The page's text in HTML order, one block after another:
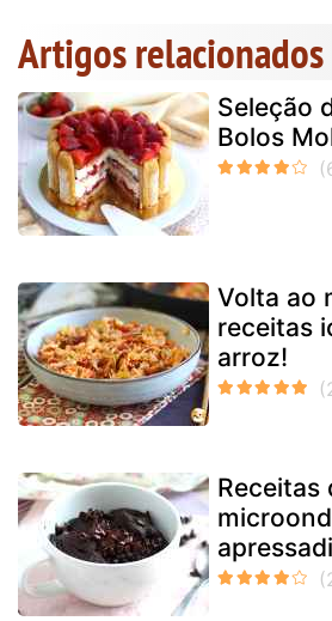
Artigos relacionados
Seleção
Bolos
Volta ao
receitas
arroz!
Receitas